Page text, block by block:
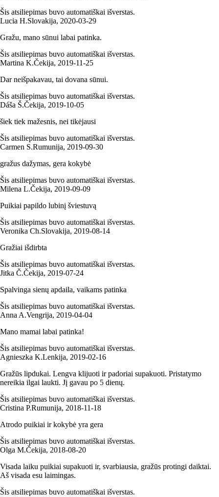
Šis atsiliepimas buvo automatiškai išverstas.
Lucia H.Slovakija, 2020‑03‑29
Gražu, mano sūnui labai patinka.
Šis atsiliepimas buvo automatiškai išverstas.
Martina K.Čekija, 2019‑11‑25
Dar neišpakavau, tai dovana sūnui.
Šis atsiliepimas buvo automatiškai išverstas.
Dáša Š.Čekija, 2019‑10‑05
šiek tiek mažesnis, nei tikėjausi
Šis atsiliepimas buvo automatiškai išverstas.
Carmen S.Rumunija, 2019‑09‑30
gražus dažymas, gera kokybė
Šis atsiliepimas buvo automatiškai išverstas.
Milena L.Čekija, 2019‑09‑09
Puikiai papildo lubinį šviestuvą
Šis atsiliepimas buvo automatiškai išverstas.
Veronika Ch.Slovakija, 2019‑08‑14
Gražiai išdirbta
Šis atsiliepimas buvo automatiškai išverstas.
Jitka Č.Čekija, 2019‑07‑24
Spalvinga sienų apdaila, vaikams patinka
Šis atsiliepimas buvo automatiškai išverstas.
Anna A.Vengrija, 2019‑04‑04
Mano mamai labai patinka!
Šis atsiliepimas buvo automatiškai išverstas.
Agnieszka K.Lenkija, 2019‑02‑16
Gražūs lipdukai. Lengva klijuoti ir padoriai supakuoti. Pristatymo
nereikia ilgai laukti. Jį gavau po 5 dienų.
Šis atsiliepimas buvo automatiškai išverstas.
Cristina P.Rumunija, 2018‑11‑18
Atrodo puikiai ir kokybė yra gera
Šis atsiliepimas buvo automatiškai išverstas.
Olga M.Čekija, 2018‑08‑20
Visada laiku puikiai supakuoti ir, svarbiausia, gražūs protingi daiktai.
Aš visada esu laimingas.
Šis atsiliepimas buvo automatiškai išverstas.